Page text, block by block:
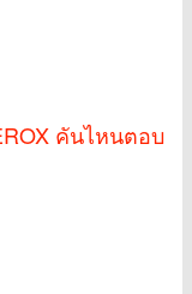
คันไหนตอบ